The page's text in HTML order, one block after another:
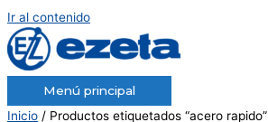
Ir al contenido
Menú principal
Inicio / Productos etiquetados “acero rapido”